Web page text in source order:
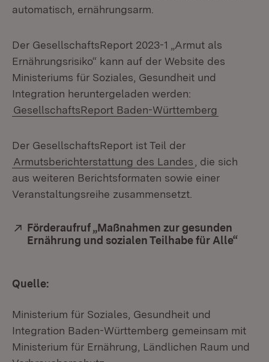
automatisch, ernährungsarm.
Der GesellschaftsReport 2023-1 „Armut als
Ernährungsrisiko“ kann auf der Website des
Ministeriums für Soziales, Gesundheit und
Integration heruntergeladen werden:
GesellschaftsReport Baden-Württemberg
Der GesellschaftsReport ist Teil der
Armutsberichterstattung des Landes
, die sich
aus weiteren Berichtsformaten sowie einer
Veranstaltungsreihe zusammensetzt.
Extern:
Förderaufruf „Maßnahmen zur gesunden
Ernährung und sozialen Teilhabe für Alle“
Quelle:
Ministerium für Soziales, Gesundheit und
Integration Baden-Württemberg gemeinsam mit
Ministerium für Ernährung, Ländlichen Raum und